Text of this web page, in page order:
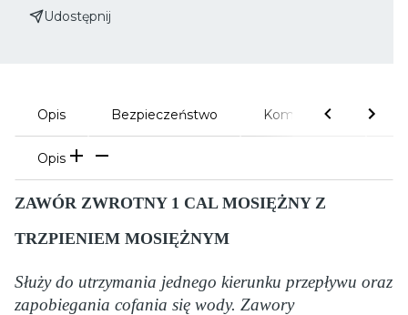
Udostępnij
Opis Bezpieczeństwo Komentarze
Opis
ZAWÓR ZWROTNY 1 CAL MOSIĘŻNY Z
TRZPIENIEM MOSIĘŻNYM
Służy do utrzymania jednego kierunku przepływu oraz
zapobiegania cofania się wody. Zawory